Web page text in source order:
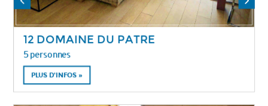
12 DOMAINE DU PATRE
5 personnes
PLUS D'INFOS »